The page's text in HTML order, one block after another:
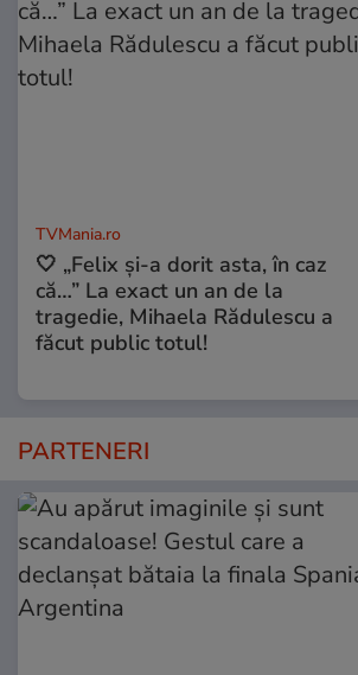
TVMania.ro
🤍 „Felix și-a dorit asta, în caz
că…” La exact un an de la
tragedie, Mihaela Rădulescu a
făcut public totul!
PARTENERI